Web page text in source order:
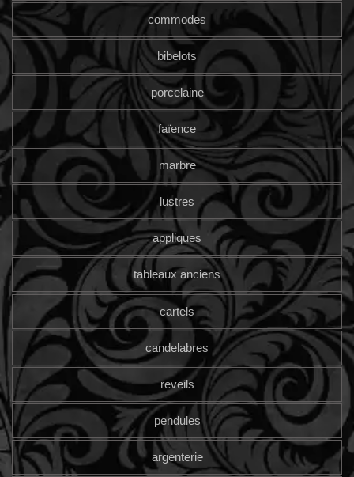
commodes
bibelots
porcelaine
faïence
marbre
lustres
appliques
tableaux anciens
cartels
candelabres
reveils
pendules
argenterie